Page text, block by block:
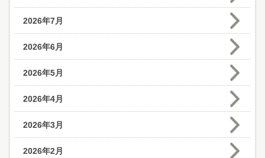
2026年7月
2026年6月
2026年5月
2026年4月
2026年3月
2026年2月